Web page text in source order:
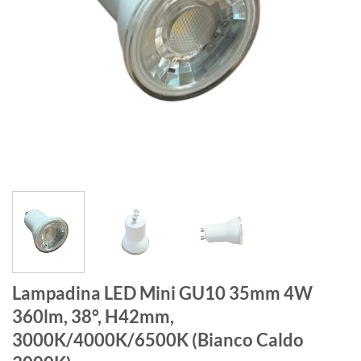
Lampadina LED Mini GU10 35mm 4W
360lm, 38°, H42mm,
3000K/4000K/6500K (Bianco Caldo